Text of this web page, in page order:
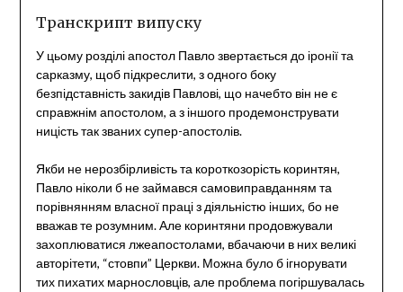
Транскрипт випуску
У цьому розділі апостол Павло звертається до іронії та
сарказму, щоб підкреслити, з одного боку
безпідставність закидів Павлові, що начебто він не є
справжнім апостолом, а з іншого продемонструвати
ницість так званих супер-апостолів.
Якби не нерозбірливість та короткозорість коринтян,
Павло ніколи б не займався самовиправданням та
порівнянням власної праці з діяльністю інших, бо не
вважав те розумним. Але коринтяни продовжували
захоплюватися лжеапостолами, вбачаючи в них великі
авторітети, “стовпи” Церкви. Можна було б ігнорувати
тих пихатих марнословців, але проблема погіршувалась